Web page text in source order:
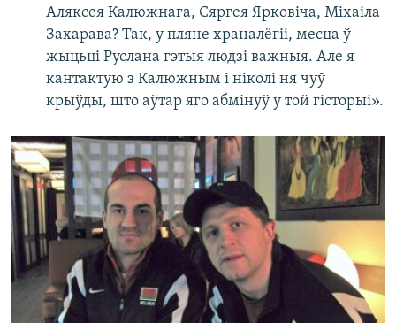
Аляксея Калюжнага, Сяргея Ярковіча, Міхаіла
Захарава? Так, у пляне храналёгіі, месца ў
жыцьці Руслана гэтыя людзі важныя. Але я
кантактую з Калюжным і ніколі ня чуў
крыўды, што аўтар яго абмінуў у той гісторыі».